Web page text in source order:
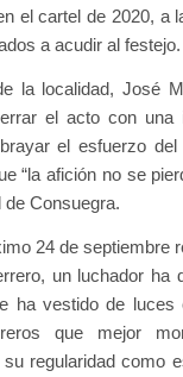
el cartel de 2020, a
a acudir al festejo.
la localidad, José
el acto con una
el esfuerzo del
“la afición no se
Consuegra.
24 de septiembre
un luchador ha
ha vestido de luces
que mejor
regularidad como